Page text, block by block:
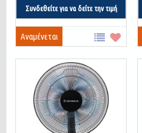
Συνδεθείτε για να δείτε την τιμή
Αναμένεται